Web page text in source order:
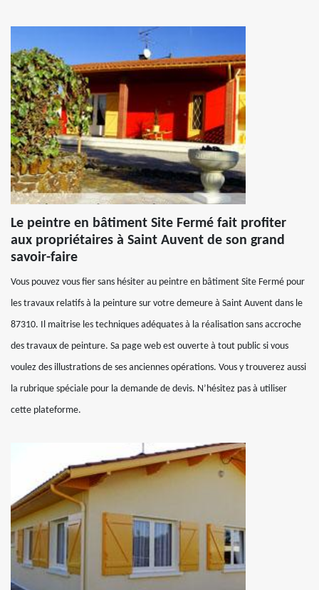
Le peintre en bâtiment Site Fermé fait profiter
aux propriétaires à Saint Auvent de son grand
savoir-faire
Vous pouvez vous fier sans hésiter au peintre en bâtiment Site Fermé pour
les travaux relatifs à la peinture sur votre demeure à Saint Auvent dans le
87310. Il maitrise les techniques adéquates à la réalisation sans accroche
des travaux de peinture. Sa page web est ouverte à tout public si vous
voulez des illustrations de ses anciennes opérations. Vous y trouverez aussi
la rubrique spéciale pour la demande de devis. N’hésitez pas à utiliser
cette plateforme.